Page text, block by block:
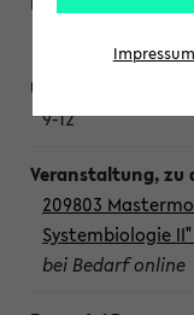
9-12
209803
Systembiologie
bei Bedarf online
Impressum